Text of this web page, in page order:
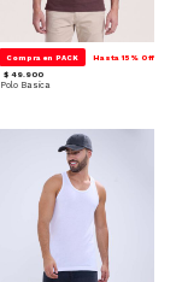
Compra en PACK Hasta 15% Off
$ 49.900
Polo Basica